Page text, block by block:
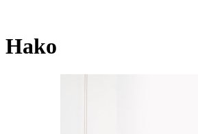
Hako